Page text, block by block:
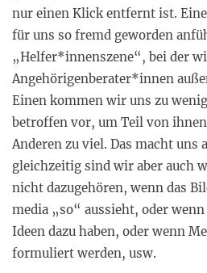
nur einen Klick entfernt ist.
für uns so fremd geworden
„Helfer*innenszene“, bei der
Angehörigenberater*innen
Einen kommen wir uns zu
betroffen vor, um Teil von
Anderen zu viel. Das macht uns
gleichzeitig sind wir aber auch
nicht dazugehören, wenn das
media „so“ aussieht, oder
Ideen dazu haben, oder wenn
formuliert werden, usw.